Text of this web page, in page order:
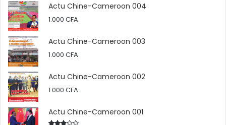
Actu Chine-Cameroon 004
1.000 CFA
Actu Chine-Cameroon 003
1.000 CFA
Actu Chine-Cameroon 002
1.000 CFA
Actu Chine-Cameroon 001